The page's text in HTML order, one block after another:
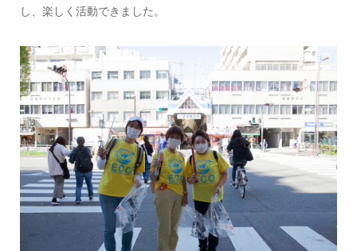
し、楽しく活動できました。